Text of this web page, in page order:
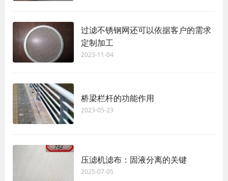
过滤不锈钢网还可以依据客户的需求
定制加工
2023-11-04
桥梁栏杆的功能作用
2023-05-23
压滤机滤布：固液分离的关键
2025-07-05